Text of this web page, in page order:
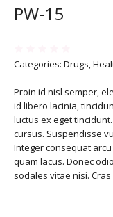
PW-15
Categories: Drugs,
Proin id nisl semper,
id libero lacinia,
luctus ex eget
cursus. Suspendisse
Integer consequat
quam lacus. Donec
sodales vitae nisi.